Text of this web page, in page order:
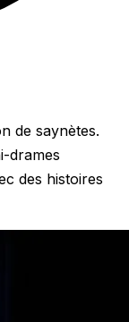
de saynètes.
drames
des histoires